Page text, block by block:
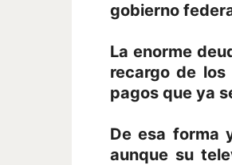
gobierno
La enorme
recargo de
pagos que ya
De esa forma
aunque su